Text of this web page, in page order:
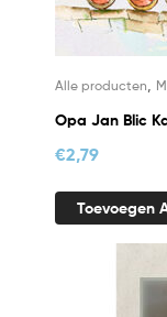
Alle producten
Opa Jan Blic
€2,79
Toevoegen